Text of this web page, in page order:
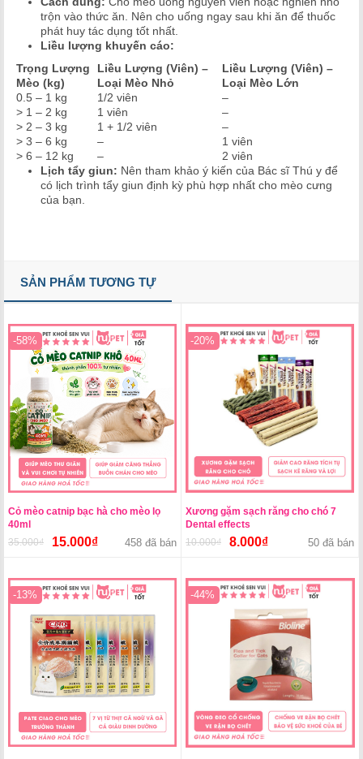
trộn vào thức ăn. Nên cho uống ngay sau khi ăn để thuốc
phát huy tác dụng tốt nhất.
Liều lượng khuyến cáo:
Trọng Lượng
Mèo (kg)
Liều Lượng (Viên) –
Loại Mèo Nhỏ
Liều Lượng (Viên) –
Loại Mèo Lớn
0.5 – 1 kg
1/2 viên
–
> 1 – 2 kg
1 viên
–
> 2 – 3 kg
1 + 1/2 viên
–
> 3 – 6 kg
–
1 viên
> 6 – 12 kg
–
2 viên
Lịch tẩy giun: Nên tham khảo ý kiến của Bác sĩ Thú y để
có lịch trình tẩy giun định kỳ phù hợp nhất cho mèo cưng
của bạn.
SẢN PHẨM TƯƠNG TỰ
-58%
Cỏ mèo catnip bạc hà cho mèo lọ
40ml
35.000₫
Giá
là:
35.000₫.
15.000₫Giá
tại
là:
15.000₫.
458 đã bán
-20%
Xương gặm sạch răng cho chó 7
Dental effects
10.000₫
Giá
là:
10.000₫.
8.000₫Giá
tại
là:
8.000₫.
50 đã bán
-13% -44%